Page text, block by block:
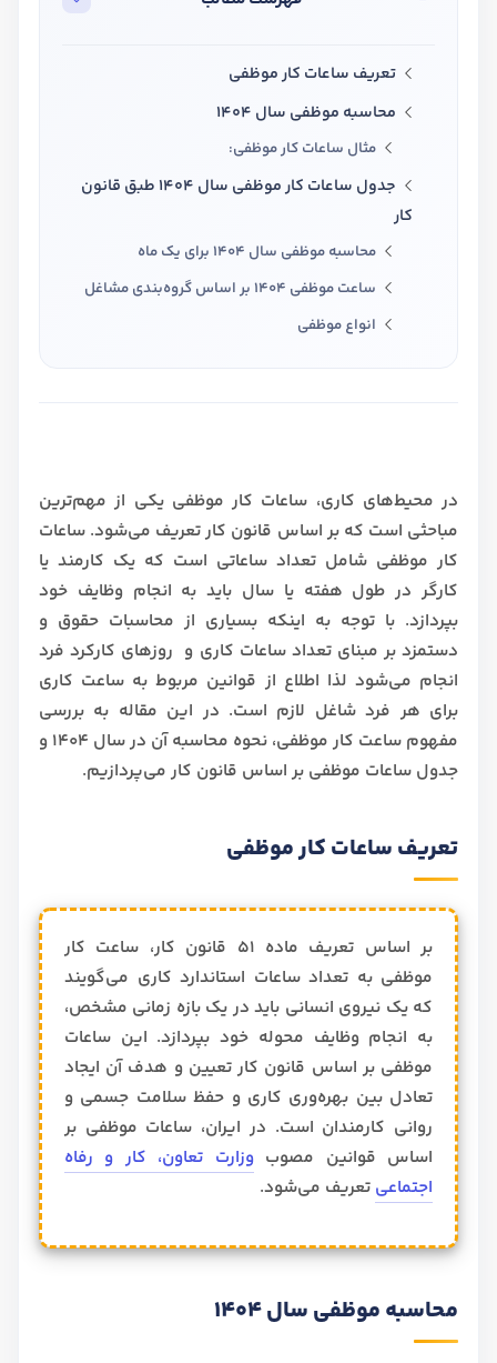
تعریف ساعات کار موظفی
محاسبه موظفی سال 1404
مثال ساعات کار موظفی:
جدول ساعات کار موظفی سال 1404 طبق قانون
کار
محاسبه موظفی سال 1404 برای یک ماه
ساعت موظفی 1404 بر اساس گروه‌بندی مشاغل
انواع موظفی
در محیط‌های کاری، ساعات کار موظفی یکی از مهم‌ترین
مباحثی است که بر اساس قانون کار تعریف می‌شود. ساعات
کار موظفی شامل تعداد ساعاتی است که یک کارمند یا
کارگر در طول هفته یا سال باید به انجام وظایف خود
بپردازد. با توجه به اینکه بسیاری از محاسبات حقوق و
دستمزد بر مبنای تعداد ساعات کاری و روزهای کارکرد فرد
انجام می‌شود لذا اطلاع از قوانین مربوط به ساعت کاری
برای هر فرد شاغل لازم است. در این مقاله به بررسی
مفهوم ساعت کار موظفی، نحوه محاسبه آن در سال 1404 و
جدول ساعات موظفی بر اساس قانون کار می‌پردازیم.
تعریف ساعات کار موظفی
بر اساس تعریف ماده 51 قانون کار، ساعت کار
موظفی به تعداد ساعات استاندارد کاری می‌گویند
که یک نیروی انسانی باید در یک بازه زمانی مشخص،
به انجام وظایف محوله خود بپردازد. این ساعات
موظفی بر اساس قانون کار تعیین و هدف آن ایجاد
تعادل بین بهره‌وری کاری و حفظ سلامت جسمی و
روانی کارمندان است. در ایران، ساعات موظفی بر
اساس قوانین مصوبوزارت تعاون، کار و رفاه
اجتماعی تعریف می‌شود.
محاسبه موظفی سال 1404
تدریس
ارتقا به حسابدار حرفه ای
درخواست تعیین سطح